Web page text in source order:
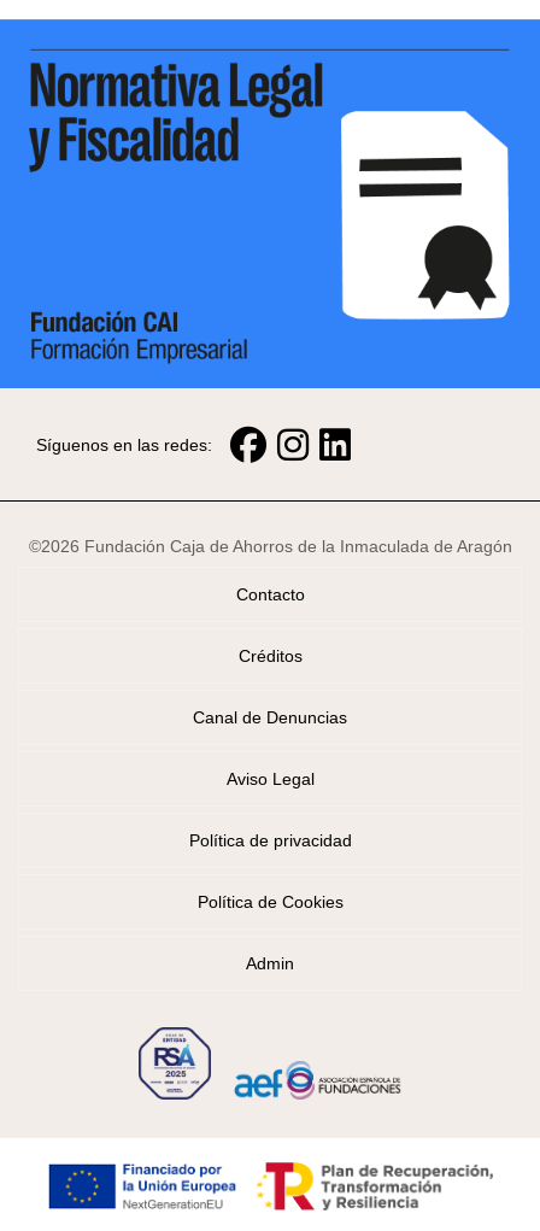
Síguenos en las redes:
©2026 Fundación Caja de Ahorros de la Inmaculada de Aragón
Contacto
Créditos
Canal de Denuncias
Aviso Legal
Política de privacidad
Política de Cookies
Admin